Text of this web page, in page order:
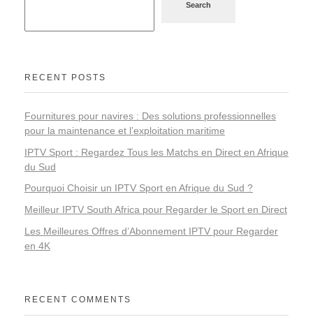
Search
RECENT POSTS
Fournitures pour navires : Des solutions professionnelles
pour la maintenance et l’exploitation maritime
IPTV Sport : Regardez Tous les Matchs en Direct en Afrique
du Sud
Pourquoi Choisir un IPTV Sport en Afrique du Sud ?
Meilleur IPTV South Africa pour Regarder le Sport en Direct
Les Meilleures Offres d’Abonnement IPTV pour Regarder
en 4K
RECENT COMMENTS